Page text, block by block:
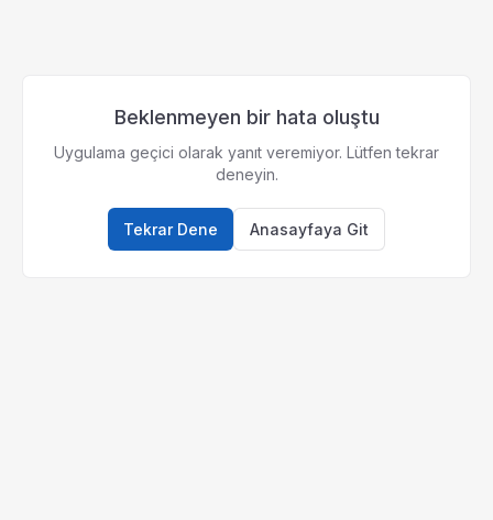
Beklenmeyen bir hata oluştu
Uygulama geçici olarak yanıt veremiyor. Lütfen tekrar
deneyin.
Tekrar Dene Anasayfaya Git